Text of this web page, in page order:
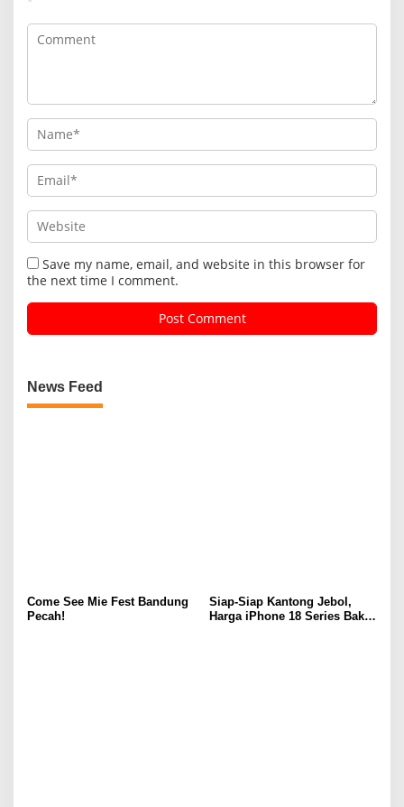
Save my name, email, and website in this browser for
the next time I comment.
News Feed
Come See Mie Fest Bandung
Pecah!
Siap-Siap Kantong Jebol,
Harga iPhone 18 Series Bakal